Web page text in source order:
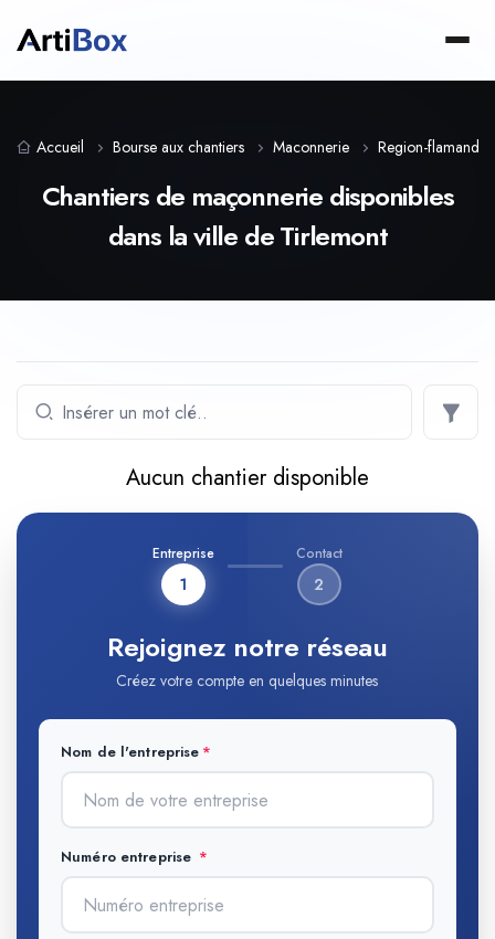
Accueil Bourse aux chantiers Maconnerie Region-flamande
Chantiers de maçonnerie disponibles
dans la ville de Tirlemont
Aucun chantier disponible
Entreprise
1
Contact
2
Rejoignez notre réseau
Créez votre compte en quelques minutes
Nom de l'entreprise
Numéro entreprise